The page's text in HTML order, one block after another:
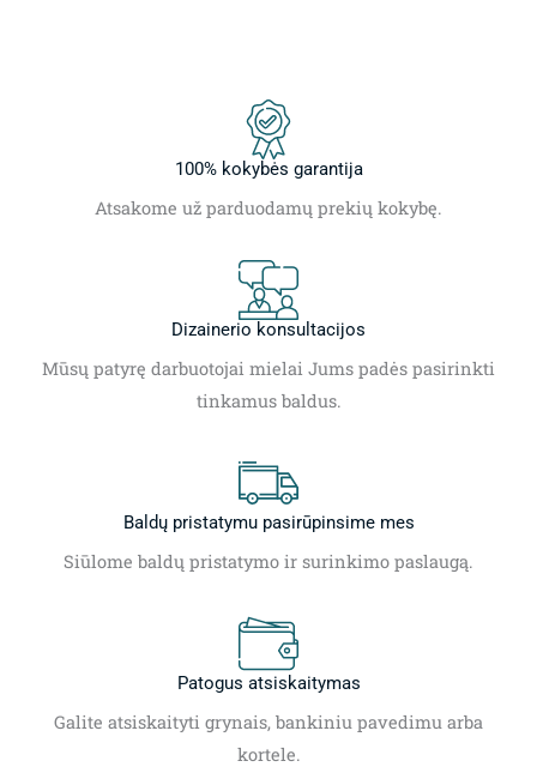
100% kokybės garantija
Atsakome už parduodamų prekių kokybę.
Dizainerio konsultacijos
Mūsų patyrę darbuotojai mielai Jums padės pasirinkti
tinkamus baldus.
Baldų pristatymu pasirūpinsime mes
Siūlome baldų pristatymo ir surinkimo paslaugą.
Patogus atsiskaitymas
Galite atsiskaityti grynais, bankiniu pavedimu arba
kortele.